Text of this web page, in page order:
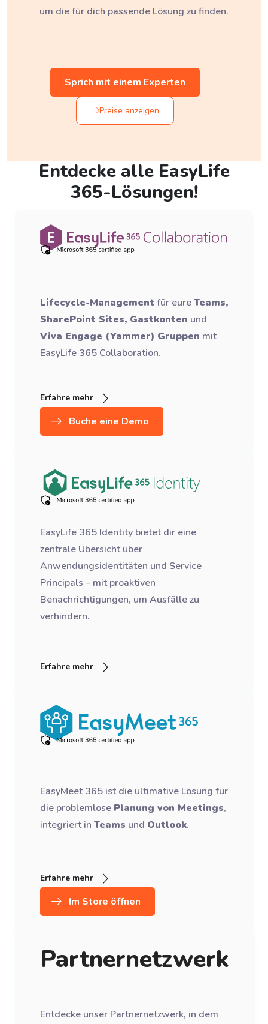
um die für dich passende Lösung zu finden.
Sprich mit einem Experten
Preise anzeigen
Entdecke alle EasyLife
365-Lösungen!
Lifecycle-Management für eureTeams,
SharePoint Sites, Gastkonten und
Viva Engage (Yammer) Gruppen mit
EasyLife 365 Collaboration.
Erfahre mehr
Buche eine Demo
EasyLife 365 Identity bietet dir eine
zentrale Übersicht über
Anwendungsidentitäten und Service
Principals – mit proaktiven
Benachrichtigungen, um Ausfälle zu
verhindern.
Erfahre mehr
EasyMeet 365 ist die ultimative Lösung für
die problemlose Planung von Meetings,
integriert in Teams und Outlook.
Erfahre mehr
Im Store öffnen
Partnernetzwerk
Entdecke unser Partnernetzwerk, in dem